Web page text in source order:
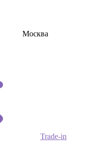
Москва
Trade-in